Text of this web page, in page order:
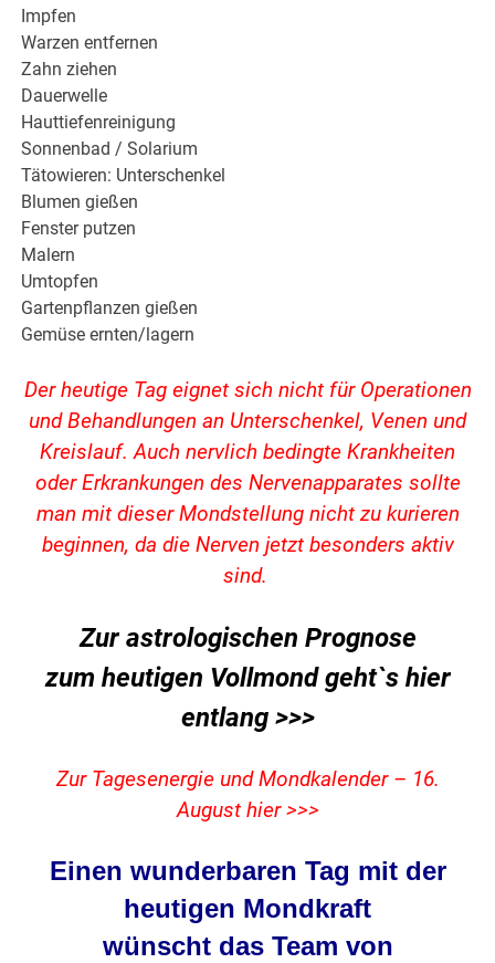
Impfen
Warzen entfernen
Zahn ziehen
Dauerwelle
Hauttiefenreinigung
Sonnenbad / Solarium
Tätowieren: Unterschenkel
Blumen gießen
Fenster putzen
Malern
Umtopfen
Gartenpflanzen gießen
Gemüse ernten/lagern
Der heutige Tag eignet sich nicht für Operationen
und Behandlungen an Unterschenkel, Venen und
Kreislauf. Auch nervlich bedingte Krankheiten
oder Erkrankungen des Nervenapparates sollte
man mit dieser Mondstellung nicht zu kurieren
beginnen, da die Nerven jetzt besonders aktiv
sind.
Zur astrologischen Prognose
zum heutigen Vollmond geht`s hier
entlang >>>
Zur Tagesenergie und Mondkalender – 16.
August hier >>>
Einen wunderbaren Tag mit der
heutigen Mondkraft
wünscht das Team von